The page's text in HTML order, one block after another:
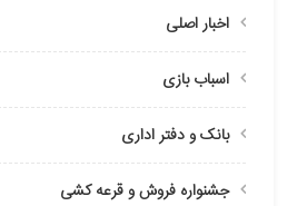
اخبار اصلی
اسباب بازی
بانک و دفتر اداری
جشنواره فروش و قرعه کشی